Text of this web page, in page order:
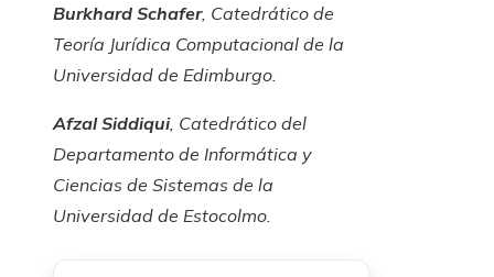
Burkhard Schafer, Catedrático de
Teoría Jurídica Computacional de la
Universidad de Edimburgo.
Afzal Siddiqui, Catedrático del
Departamento de Informática y
Ciencias de Sistemas de la
Universidad de Estocolmo.